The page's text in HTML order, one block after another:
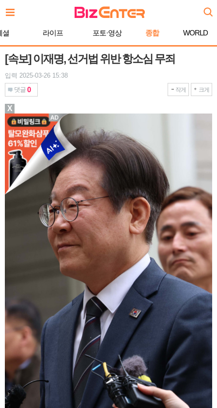
문
로
기
셜 라이프 포토·영상 종합 WORLD
[속보] 이재명, 선거법 위반 항소심 무죄
입력 2025-03-26 15:38
댓글 0 작게 크게
X